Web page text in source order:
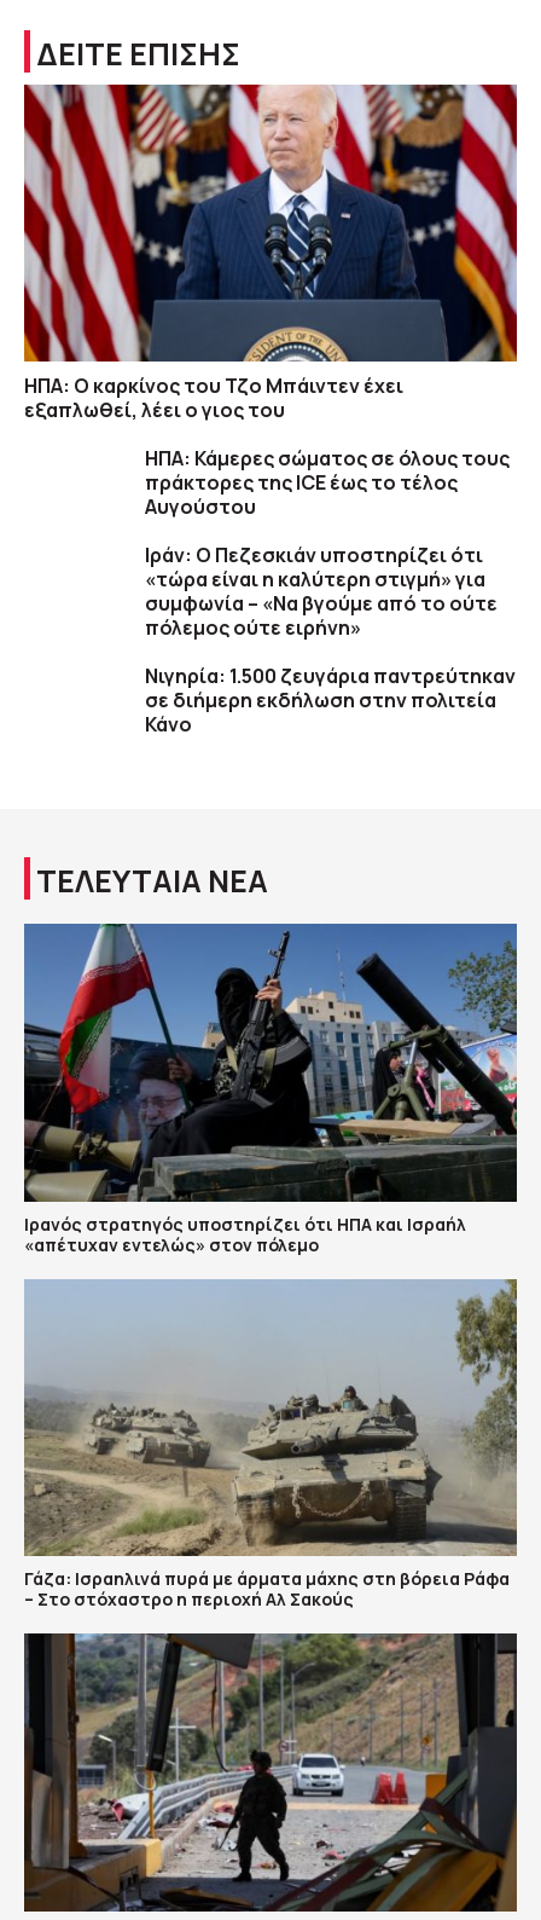
ΔΕΙΤΕ ΕΠΙΣΗΣ
ΗΠΑ: Ο καρκίνος του Τζο Μπάιντεν έχει
εξαπλωθεί, λέει ο γιος του
ΗΠΑ: Κάμερες σώματος σε όλους τους
πράκτορες της ICE έως το τέλος
Αυγούστου
Ιράν: Ο Πεζεσκιάν υποστηρίζει ότι
«τώρα είναι η καλύτερη στιγμή» για
συμφωνία – «Να βγούμε από το ούτε
πόλεμος ούτε ειρήνη»
Νιγηρία: 1.500 ζευγάρια παντρεύτηκαν
σε διήμερη εκδήλωση στην πολιτεία
Κάνο
ΤΕΛΕΥΤΑΙΑ ΝΕΑ
Ιρανός στρατηγός υποστηρίζει ότι ΗΠΑ και Ισραήλ
«απέτυχαν εντελώς» στον πόλεμο
Γάζα: Ισραηλινά πυρά με άρματα μάχης στη βόρεια Ράφα
– Στο στόχαστρο η περιοχή Αλ Σακούς